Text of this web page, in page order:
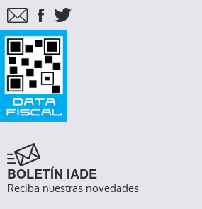
BOLETÍN IADE
Reciba nuestras novedades